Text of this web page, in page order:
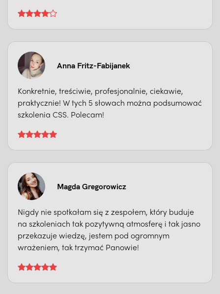
Anna Fritz-Fabijanek
Konkretnie, treściwie, profesjonalnie, ciekawie,
praktycznie! W tych 5 słowach można podsumować
szkolenia CSS. Polecam!
Magda Gregorowicz
Nigdy nie spotkałam się z zespołem, który buduje
na szkoleniach tak pozytywną atmosferę i tak jasno
przekazuje wiedzę, jestem pod ogromnym
wrażeniem, tak trzymać Panowie!